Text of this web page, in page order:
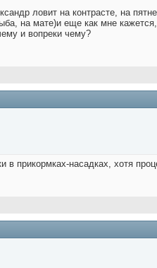
ловит на контрасте, на
на мате)и еще как мне
и вопреки чему?
в прикормках-насадках, хотя